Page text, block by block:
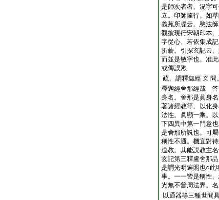
是師次者者。況字
立。印師隨行。如
義苑所牒云。愍法
觀披現行宋朝印本
字從心。若依集成
折薪。引探玄記云
而並是敏字也。准
或傳誤歟
疏。謂釋迦經 文 問
釋迦經舍那經哉 答
身名。舍那是眞身
著諸經教等。以化
法性。眞顯一乘。
下四異中第一門意
是舍那所説也。可
稱性不通。機宜對
道教。其能説教主
玄記第三釋盧舍那
是謂光明遍照也○此
事。一一皆是稱性
光無不普周法界。
以通器等三種世間